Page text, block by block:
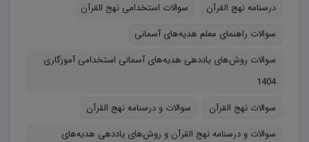
برای سقف قبولی پذیرفته شدگان در نظر گرفته شده است. از
پذیرفته شدگان (۳ برابر ظرفیت) مربوط به قبولی در پله ی اول
آزمون کتبی است، مطالعه سوالات منابع آموزگاری آموزش و
درسنامه نهج القرآن
سوالات استخدامی نهج القرآن
سوالات راهنمای معلم هدیه‌های آسمانی
سوالات روش‌های یاددهی هدیه‌های آسمانی استخدامی آموزگاری
1404
سوالات نهج القرآن
سوالات و درسنامه نهج القرآن
سوالات و درسنامه نهج القرآن و روش‌های یاددهی هدیه‌های